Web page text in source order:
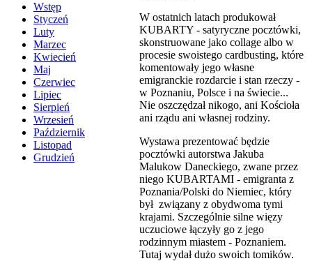
Wstęp
Styczeń
Luty
Marzec
Kwiecień
Maj
Czerwiec
Lipiec
Sierpień
Wrzesień
Październik
Listopad
Grudzień
W ostatnich latach produkował
KUBARTY - satyryczne pocztówki,
skonstruowane jako collage albo w
procesie swoistego cardbusting, które
komentowały jego własne
emigranckie rozdarcie i stan rzeczy -
w Poznaniu, Polsce i na świecie...
Nie oszczędzał nikogo, ani Kościoła
ani rządu ani własnej rodziny.
Wystawa prezentować będzie
pocztówki autorstwa Jakuba
Malukow Daneckiego, zwane przez
niego KUBARTAMI - emigranta z
Poznania/Polski do Niemiec, który
był związany z obydwoma tymi
krajami. Szczególnie silne więzy
uczuciowe łączyły go z jego
rodzinnym miastem - Poznaniem.
Tutaj wydał dużo swoich tomików.